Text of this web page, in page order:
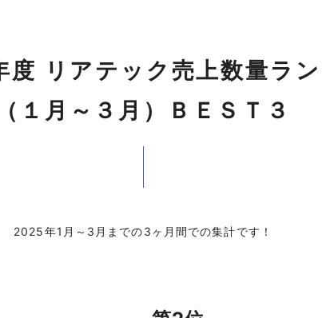
度 リアテック売上数量ラ
（１月～３月）ＢＥＳＴ３
2025年1月～3月までの3ヶ月間での集計です！